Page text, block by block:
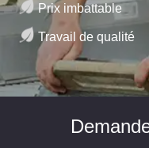
Prix imbattable
Travail de qualité